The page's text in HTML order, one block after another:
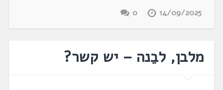
14/09/2025
0
מלבן, לבֵנה – יש קשר?